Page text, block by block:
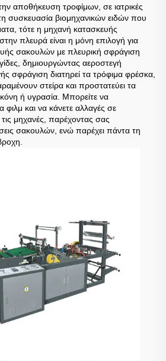
αποθήκευση τροφίμων, σε ιατρικές
συσκευασία βιομηχανικών ειδών που
τότε η μηχανή κατασκευής
πλευρά είναι η μόνη επιλογή για
σακουλών με πλευρική σφράγιση
δημιουργώντας αεροστεγή
σφράγιση διατηρεί τα τρόφιμα φρέσκα,
στείρα και προστατεύει τα
ή υγρασία. Μπορείτε να
φιλμ και να κάνετε αλλαγές σε
μηχανές, παρέχοντας σας
σακουλών, ενώ παρέχει πάντα τη